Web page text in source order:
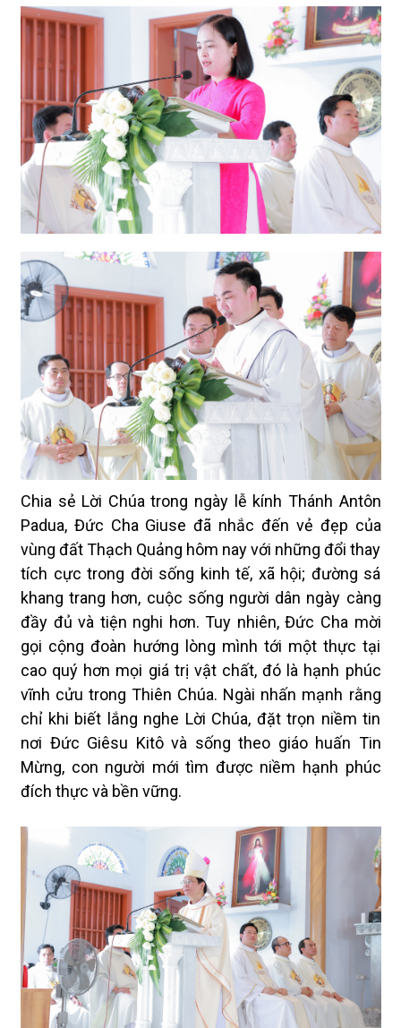
Chia sẻ Lời Chúa trong ngày lễ kính Thánh Antôn
Padua, Đức Cha Giuse đã nhắc đến vẻ đẹp của
vùng đất Thạch Quảng hôm nay với những đổi thay
tích cực trong đời sống kinh tế, xã hội; đường sá
khang trang hơn, cuộc sống người dân ngày càng
đầy đủ và tiện nghi hơn. Tuy nhiên, Đức Cha mời
gọi cộng đoàn hướng lòng mình tới một thực tại
cao quý hơn mọi giá trị vật chất, đó là hạnh phúc
vĩnh cửu trong Thiên Chúa. Ngài nhấn mạnh rằng
chỉ khi biết lắng nghe Lời Chúa, đặt trọn niềm tin
nơi Đức Giêsu Kitô và sống theo giáo huấn Tin
Mừng, con người mới tìm được niềm hạnh phúc
đích thực và bền vững.